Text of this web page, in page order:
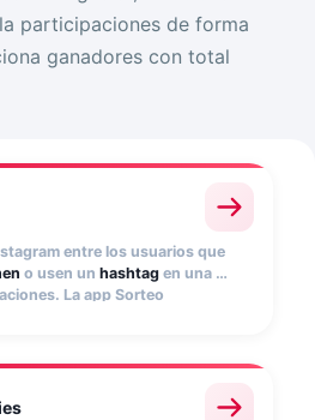
participaciones de forma
ganadores con total
entre los usuarios que
o usen un hashtag en una o
La app Sorteo